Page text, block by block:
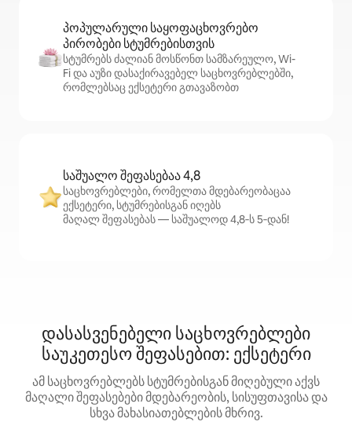
პოპულარული საყოფაცხოვრებო
პირობები სტუმრებისთვის
სტუმრებს ძალიან მოსწონთ სამზარეულო, Wi-
Fi და აუზი დასაქირავებელ საცხოვრებლებში,
რომლებსაც ექსეტერი გთავაზობთ
საშუალო შეფასებაა 4,8
საცხოვრებლები, რომელთა მდებარეობაცაა
ექსეტერი, სტუმრებისგან იღებს
მაღალ შეფასებას — საშუალოდ 4,8‑ს 5‑დან!
დასასვენებელი საცხოვრებლები
საუკეთესო შეფასებით: ექსეტერი
ამ საცხოვრებლებს სტუმრებისგან მიღებული აქვს
მაღალი შეფასებები მდებარეობის, სისუფთავისა და
სხვა მახასიათებლების მხრივ.